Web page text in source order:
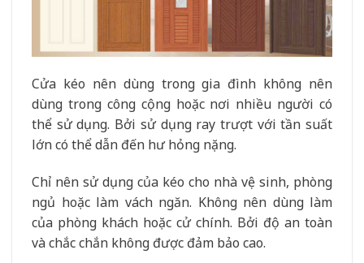
Cửa kéo nên dùng trong gia đình không nên
dùng trong công cộng hoặc nơi nhiều người có
thể sử dụng. Bởi sử dụng ray trượt với tần suất
lớn có thể dẫn đến hư hỏng nặng.
Chỉ nên sử dụng của kéo cho nhà vệ sinh, phòng
ngủ hoặc làm vách ngăn. Không nên dùng làm
của phòng khách hoặc cử chính. Bởi độ an toàn
và chắc chắn không được đảm bảo cao.